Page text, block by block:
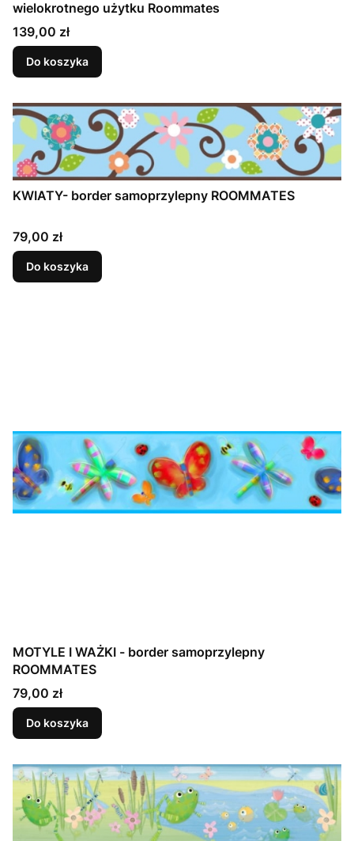
wielokrotnego użytku Roommates
Cena
139,00 zł
Do koszyka
KWIATY- border samoprzylepny ROOMMATES
Cena
79,00 zł
Do koszyka
MOTYLE I WAŻKI - border samoprzylepny
ROOMMATES
Cena
79,00 zł
Do koszyka